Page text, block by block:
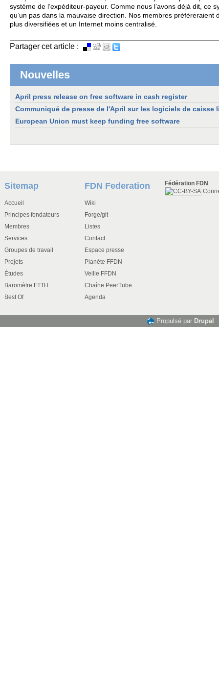
système de l’expéditeur-payeur. Comme nous l’avons déjà dit, ce
qu’un pas dans la mauvaise direction. Nos membres préféreraient
plus diversifiées et un Internet moins centralisé.
Partager cet article :
Nouvelles
April press release on free software in cash register
Communiqué de presse de l'April sur les logiciels de caisse
European Union must keep funding free software
Sitemap
Accueil
Principes fondateurs
Membres
Services
Groupes de travail
Projets
Études
Baromètre FTTH
Best Of
FDN Federation
Wiki
Forge/git
Listes
Contact
Espace presse
Planète FFDN
Veille FFDN
Chaîne PeerTube
Agenda
Fédération FDN
Propulsé par Drupal